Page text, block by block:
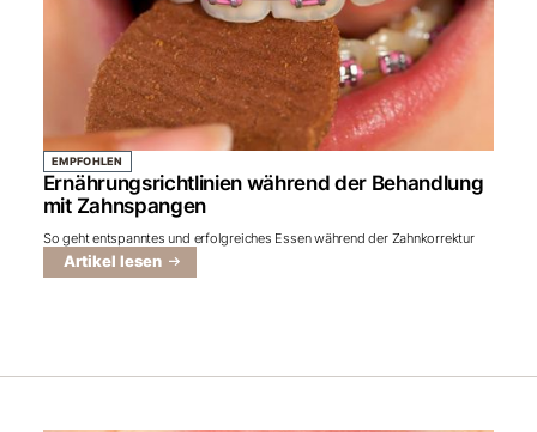
EMPFOHLEN
Ernährungsrichtlinien während der Behandlung
mit Zahnspangen
So geht entspanntes und erfolgreiches Essen während der Zahnkorrektur
Artikel lesen